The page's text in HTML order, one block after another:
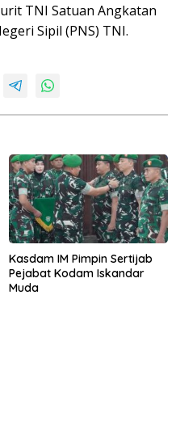
TNI Satuan Angkatan
Sipil (PNS) TNI.
Kasdam IM Pimpin Sertijab
Pejabat Kodam Iskandar
Muda